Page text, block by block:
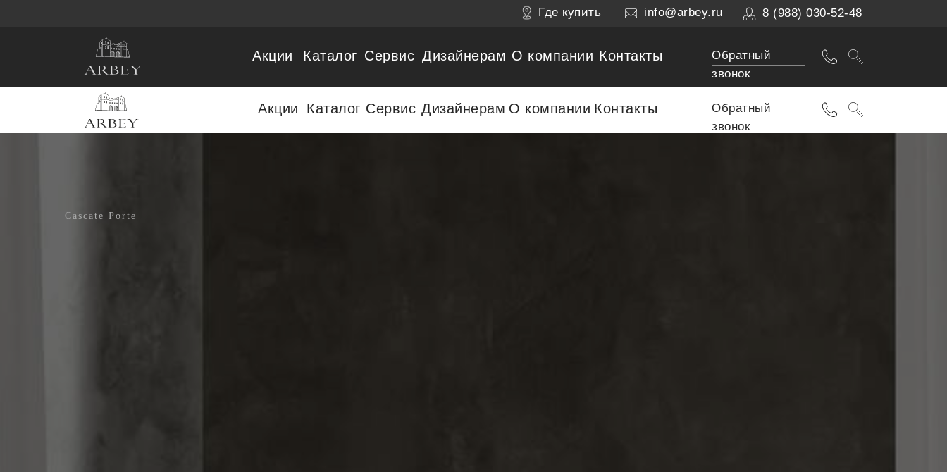
Где купить 8 (988) 030-52-48
info@arbey.ru
Каталог
Акции Сервис О компании
Дизайнерам Контакты
Обратный
звонок
Акции Каталог Сервис О компании
Дизайнерам Контакты
Обратный
звонок
Cascate Porte